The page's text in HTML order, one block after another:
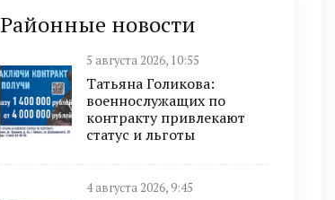
Районные новости
5 августа 2026, 10:55
Татьяна Голикова:
военнослужащих по
контракту привлекают
статус и льготы
4 августа 2026, 9:45